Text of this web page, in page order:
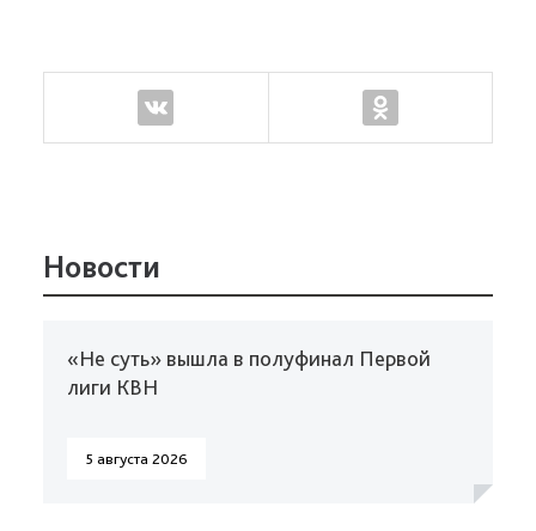
Новости
«Не суть» вышла в полуфинал Первой
лиги КВН
5 августа 2026